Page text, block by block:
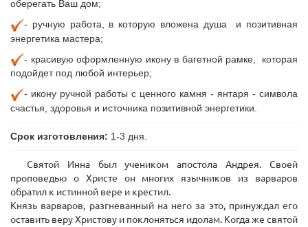
оберегать Ваш дом;
- ручную работа, в которую вложена душа и позитивная
энергетика мастера;
- красивую оформленную икону в багетной рамке, которая
подойдет под любой интерьер;
- икону ручной работы с ценного камня - янтаря - символа
счастья, здоровья и источника позитивной энергетики.
Срок изготовления: 1-3 дня.
Святой Инна был учеником апостола Андрея. Своей
проповедью о Христе он многих язычников из варваров
обратил к истинной вере и крестил.
Князь варваров, разгневанный на него за это, принуждал его
оставить веру Христову и поклоняться идолам. Когда же святой